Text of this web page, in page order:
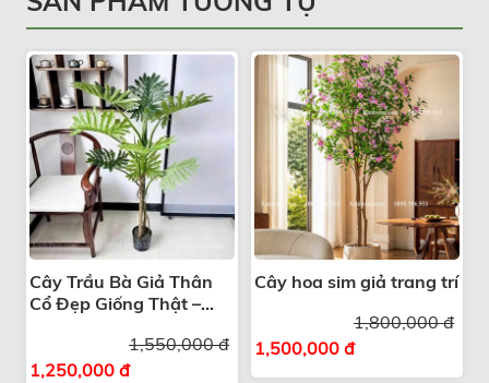
Cây Trầu Bà Giả Thân
Cổ Đẹp Giống Thật –
1,550,000 đ
1,250,000 đ
Cây hoa sim giả trang trí
1,800,000 đ
1,500,000 đ